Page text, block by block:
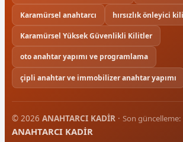
Karamürsel anahtarcı hırsızlık önleyici
Karamürsel Yüksek Güvenlikli Kilitler
oto anahtar yapımı ve programlama
çipli anahtar ve immobilizer anahtar yapımı
© 2026 ANAHTARCI KADİR · Son
ANAHTARCI KADİR